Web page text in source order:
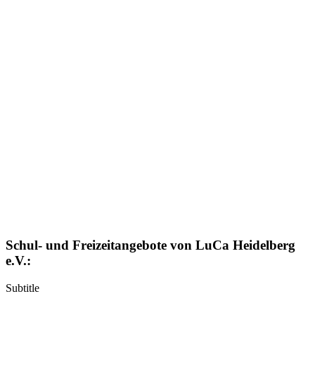
Schul- und Freizeitangebote von LuCa Heidelberg
e.V.:
Subtitle